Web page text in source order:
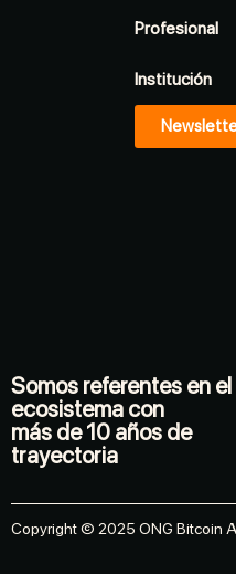
Profesional
Institución
Somos referentes en el
ecosistema con
más de 10 años de
trayectoria
Copyright © 2025 ONG Bitcoin